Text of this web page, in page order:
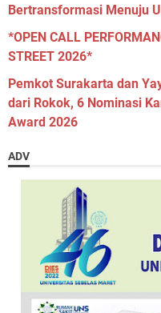
Bertransformasi Menuju
*OPEN CALL
STREET 2026*
Pemkot Surakarta dan
dari Rokok, 6 Nominasi
Award 2026
ADV